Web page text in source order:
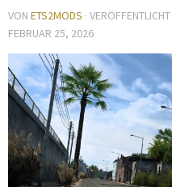
VON ETS2MODS · VERÖFFENTLICHT
FEBRUAR 25, 2026